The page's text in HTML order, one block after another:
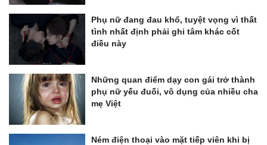
Phụ nữ đang đau khổ, tuyệt vọng vì thất
tình nhất định phải ghi tâm khác cốt
điều này
Những quan điểm dạy con gái trở thành
phụ nữ yếu đuối, vô dụng của nhiều cha
mẹ Việt
Ném điện thoại vào mặt tiếp viên khi bị